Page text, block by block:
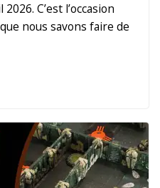
C’est l’occasion
nous savons faire de